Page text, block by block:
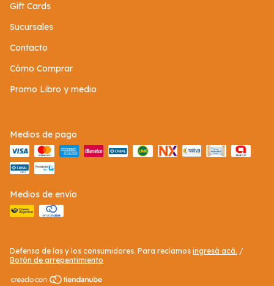
Gift Cards
Sucursales
Contacto
Cómo Comprar
Promo Libro y medio
Medios de pago
Medios de envío
Defensa de las y los consumidores. Para reclamos ingresá acá. /
Botón de arrepentimiento